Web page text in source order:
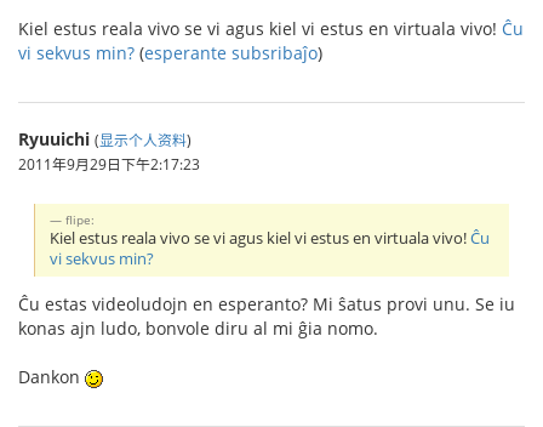
Kiel estus reala vivo se vi agus kiel vi estus en virtuala vivo! Ĉu
vi sekvus min? (esperante subsribaĵo)
Ryuuichi (显示个人资料)
2011年9月29日下午2:17:23
flipe:
Kiel estus reala vivo se vi agus kiel vi estus en virtuala vivo!Ĉu
vi sekvus min?
Ĉu estas videoludojn en esperanto? Mi ŝatus provi unu. Se iu
konas ajn ludo, bonvole diru al mi ĝia nomo.
Dankon